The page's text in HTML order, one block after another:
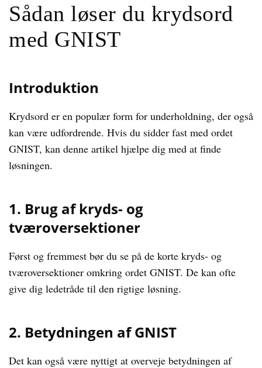
Sådan løser du krydsord
med GNIST
Introduktion
Krydsord er en populær form for underholdning, der også
kan være udfordrende. Hvis du sidder fast med ordet
GNIST, kan denne artikel hjælpe dig med at finde
løsningen.
1. Brug af kryds- og
tværoversektioner
Først og fremmest bør du se på de korte kryds- og
tværoversektioner omkring ordet GNIST. De kan ofte
give dig ledetråde til den rigtige løsning.
2. Betydningen af GNIST
Det kan også være nyttigt at overveje betydningen af